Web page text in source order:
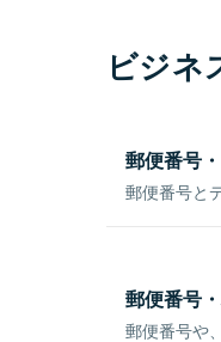
ビジネ
郵便番号
郵便番号と
郵便番号
郵便番号や